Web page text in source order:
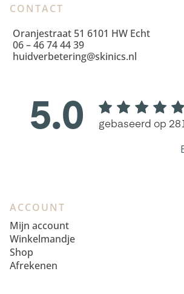
CONTACT
Oranjestraat 51 6101 HW Echt
06 – 46 74 44 39
huidverbetering@skinics.nl
ACCOUNT
Mijn account
Winkelmandje
Shop
Afrekenen